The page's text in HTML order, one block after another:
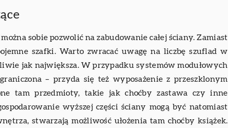
sobie pozwolić na zabudowanie całej ściany. Zamiast
szafki. Warto zwracać uwagę na liczbę szuflad w
jak największa. W przypadku systemów modułowych
– przyda się też wyposażenie z przeszklonym
tam przedmioty, takie jak choćby zastawa czy inne
wyższej części ściany mogą być natomiast
stwarzają możliwość ułożenia tam choćby książek.